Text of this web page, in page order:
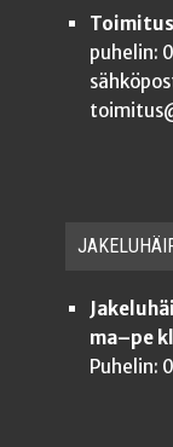
Toimitus
puhelin:
ma–pe
Puhelin: